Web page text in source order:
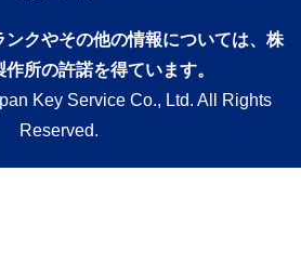
ンクやその他の情報については、株
所の許諾を得ています。
Key Service Co., Ltd. All Rights
Reserved.